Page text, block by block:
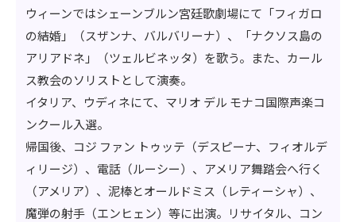
ウィーンではシェーンブルン宮廷歌劇場にて「フィガロ
の結婚」（スザンナ、バルバリーナ）、「ナクソス島の
アリアドネ」（ツェルビネッタ）を歌う。また、カール
ス教会のソリストとして演奏。
イタリア、ウディネにて、マリオ デル モナコ国際声楽コ
ンクール入選。
帰国後、コジ ファン トゥッテ（デスピーナ、フィオルデ
ィリージ）、電話（ルーシー）、アメリア舞踏会へ行く
（アメリア）、泥棒とオールドミス（レティーシャ）、
魔弾の射手（エンヒェン）等に出演。リサイタル、コン